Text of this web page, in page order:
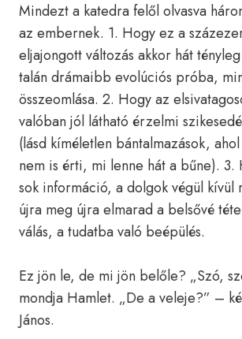
Mindezt a katedra felől olvasva
az embernek. 1. Hogy ez a
eljajongott változás akkor hát
talán drámaibb evolúciós próba,
összeomlása. 2. Hogy az
valóban jól látható érzelmi
(lásd kíméletlen bántalmazások,
nem is érti, mi lenne hát a bűne). 3.
sok információ, a dolgok végül kívül
újra meg újra elmarad a belsővé
válás, a tudatba való beépülés.
Ez jön le, de mi jön belőle? „Szó,
mondja Hamlet. „De a veleje?” –
János.